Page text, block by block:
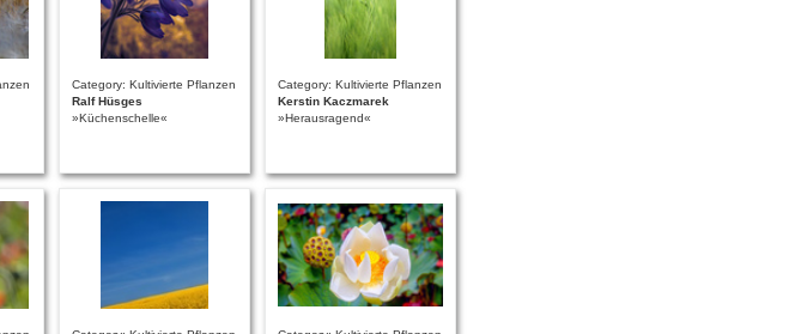
Category: Kultivierte Pflanzen
Ralf Hüsges
»Küchenschelle«
Category: Kultivierte Pflanzen
Kerstin Kaczmarek
»Herausragend«